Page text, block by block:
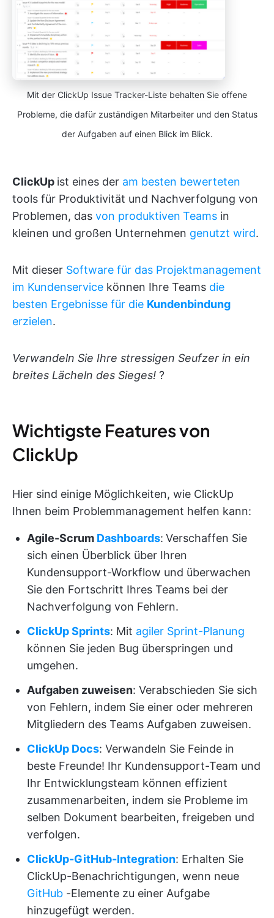
Mit der ClickUp Issue Tracker-Liste behalten Sie offene
Probleme, die dafür zuständigen Mitarbeiter und den Status
der Aufgaben auf einen Blick im Blick.
ClickUp ist eines der am besten bewerteten
tools für Produktivität und Nachverfolgung von
Problemen, das von produktiven Teams in
kleinen und großen Unternehmen genutzt wird.
Mit dieser Software für das Projektmanagement
im Kundenservice können Ihre Teams die
besten Ergebnisse für die Kundenbindung
erzielen.
Verwandeln Sie Ihre stressigen Seufzer in ein
breites Lächeln des Sieges! ?
Wichtigste Features von
ClickUp
Hier sind einige Möglichkeiten, wie ClickUp
Ihnen beim Problemmanagement helfen kann:
Agile-Scrum Dashboards: Verschaffen Sie
sich einen Überblick über Ihren
Kundensupport-Workflow und überwachen
Sie den Fortschritt Ihres Teams bei der
Nachverfolgung von Fehlern.
ClickUp Sprints: Mit agiler Sprint-Planung
können Sie jeden Bug überspringen und
umgehen.
Aufgaben zuweisen: Verabschieden Sie sich
von Fehlern, indem Sie einer oder mehreren
Mitgliedern des Teams Aufgaben zuweisen.
ClickUp Docs: Verwandeln Sie Feinde in
beste Freunde! Ihr Kundensupport-Team und
Ihr Entwicklungsteam können effizient
zusammenarbeiten, indem sie Probleme im
selben Dokument bearbeiten, freigeben und
verfolgen.
ClickUp-GitHub-Integration: Erhalten Sie
ClickUp-Benachrichtigungen, wenn neue
GitHub -Elemente zu einer Aufgabe
hinzugefügt werden.